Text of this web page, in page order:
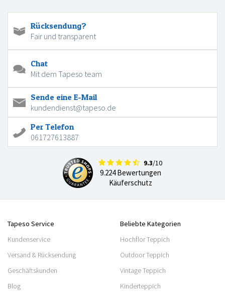
Rücksendung?
Fair und transparent
Chat
Mit dem Tapeso team
Sende eine E-Mail
kundendienst@tapeso.de
Per Telefon
061727613887
9.3/10
9.224 Bewertungen
Käuferschutz
Tapeso Service
Kundenservice
Versand & Rücksendung
Geschäftskunden
Blog
Beliebte Kategorien
Hochflor Teppich
Outdoor Teppich
Vintage Teppich
Kinderteppich